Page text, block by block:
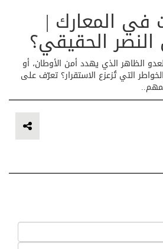
في المعارك |
الحقيقي؟
الظاهر الذي يهدد أمن الأوطان، أو
التي تُزعزع الاستقرار؟ تعرّف على